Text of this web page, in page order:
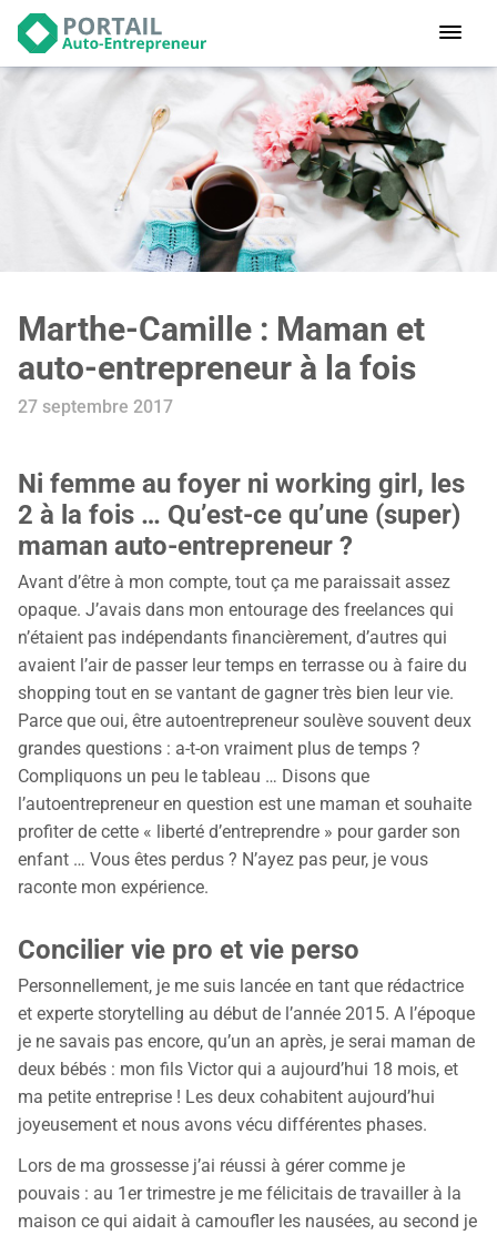
Devenir
auto-entrepreneur
logiciel de facturation
mon auto-entreprise
CONNEXION
Statut auto-entrepreneur
L’académie
Tarifs
Blog
Marthe-Camille : Maman et
auto-entrepreneur à la fois
27 septembre 2017
Ni femme au foyer ni working girl, les
2 à la fois … Qu’est-ce qu’une (super)
maman auto-entrepreneur ?
Avant d’être à mon compte, tout ça me paraissait assez
opaque. J’avais dans mon entourage des freelances qui
n’étaient pas indépendants financièrement, d’autres qui
avaient l’air de passer leur temps en terrasse ou à faire du
shopping tout en se vantant de gagner très bien leur vie.
Parce que oui, être autoentrepreneur soulève souvent deux
grandes questions : a-t-on vraiment plus de temps ?
Compliquons un peu le tableau … Disons que
l’autoentrepreneur en question est une maman et souhaite
profiter de cette « liberté d’entreprendre » pour garder son
enfant … Vous êtes perdus ? N’ayez pas peur, je vous
raconte mon expérience.
Concilier vie pro et vie perso
Personnellement, je me suis lancée en tant que rédactrice
et experte storytelling au début de l’année 2015. A l’époque
je ne savais pas encore, qu’un an après, je serai maman de
deux bébés : mon fils Victor qui a aujourd’hui 18 mois, et
ma petite entreprise ! Les deux cohabitent aujourd’hui
joyeusement et nous avons vécu différentes phases.
Lors de ma grossesse j’ai réussi à gérer comme je
pouvais : au 1er trimestre je me félicitais de travailler à la
maison ce qui aidait à camoufler les nausées, au second je